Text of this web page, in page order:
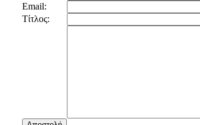
Email:
Τίτλος: